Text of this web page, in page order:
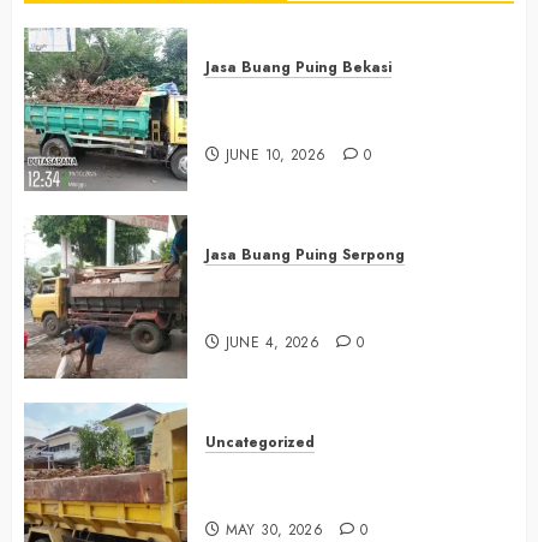
Jasa Buang Puing Bekasi
JUNE 10, 2026 0
Jasa Buang Puing Serpong
JUNE 4, 2026 0
Uncategorized
MAY 30, 2026 0